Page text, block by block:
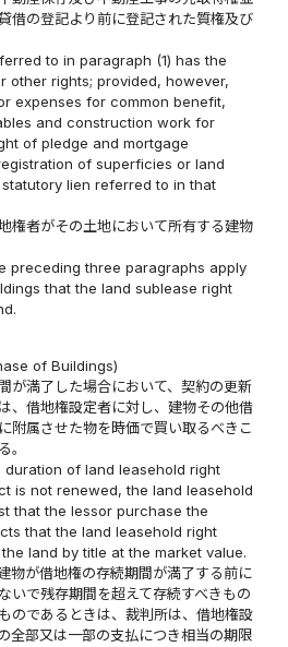
借の登記より前に登記された質権及び
to in paragraph (1) has the
other rights; provided, however,
expenses for common benefit,
and construction work for
of pledge and mortgage
of superficies or land
lien referred to in that
権者がその土地において所有する建物
preceding three paragraphs apply
that the land sublease right
of Buildings)
が満了した場合において、契約の更新
、借地権設定者に対し、建物その他借
附属させた物を時価で買い取るべきこ
。
duration of land leasehold right
is not renewed, the land leasehold
that the lessor purchase the
that the land leasehold right
land by title at the market value.
物が借地権の存続期間が満了する前に
いで残存期間を超えて存続すべきもの
のであるときは、裁判所は、借地権設
全部又は一部の支払につき相当の期限